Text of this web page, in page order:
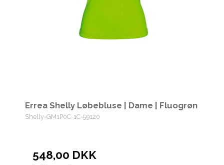
Errea Shelly Løbebluse | Dame | Fluogrøn
Shelly-GM1P0C-1C-59120
548,00 DKK